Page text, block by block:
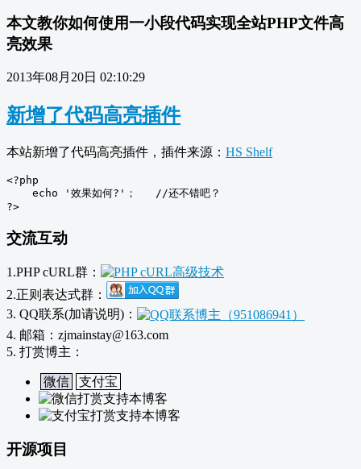
本文教你如何使用一小段代码实现全站PHP文件高
亮效果
2013年08月20日 02:10:29
新增了代码高亮插件
本站新增了代码高亮插件，插件来源： HS Shelf
<?php
    echo '效果如何?'；   //还不错吧？
?>
交流互动
1.PHP cURL群：
2.正则表达式群：
3. QQ联系(加请说明)：
4. 邮箱：zjmainstay@163.com
5. 打赏博主：
微信 支付宝
开源项目